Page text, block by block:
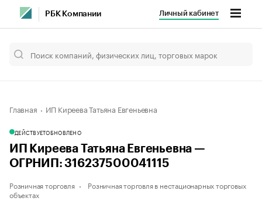
РБК Компании Личный кабинет
Главная ИП Киреева Татьяна Евгеньевна
ДЕЙСТВУЕТОБНОВЛЕНО
ИП Киреева Татьяна Евгеньевна —
ОГРНИП: 316237500041115
Розничная торговля
Розничная торговля в нестационарных торговых
объектах